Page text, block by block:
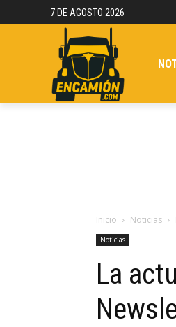
7 DE AGOSTO 2026
Inicio Noticias
Noticias
La